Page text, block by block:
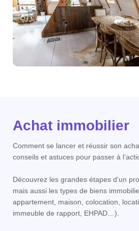
Achat immobilier
Comment se lancer et réussir son
conseils et astuces pour passer à
Découvrez les grandes étapes d’un
mais aussi les types de biens
appartement, maison, colocation,
immeuble de rapport, EHPAD…).